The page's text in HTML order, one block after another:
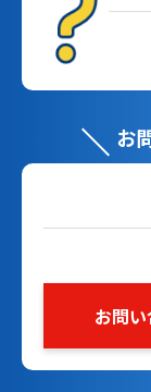
お
お問